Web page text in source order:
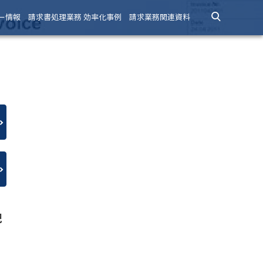
情報 請求書処理業務 効率化事例 請求業務関連資料